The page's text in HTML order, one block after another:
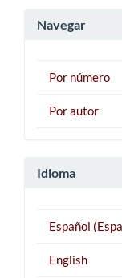
Navegar
Por número
Por autor
Idioma
Español
English